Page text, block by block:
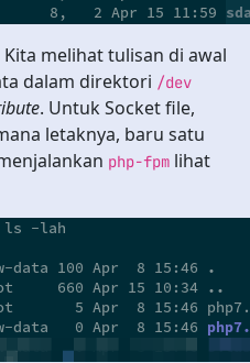
melihat tulisan di awal
dalam direktori /dev
. Untuk Socket file,
letaknya, baru satu
php-fpm lihat